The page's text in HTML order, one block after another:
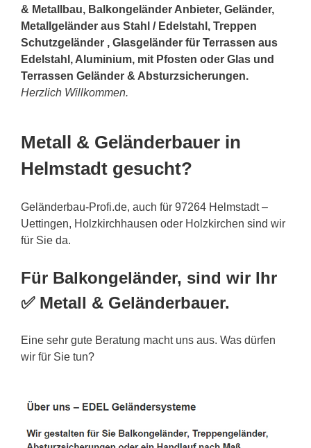
& Metallbau, Balkongeländer Anbieter, Geländer,
Metallgeländer aus Stahl / Edelstahl, Treppen
Schutzgeländer , Glasgeländer für Terrassen aus
Edelstahl, Aluminium, mit Pfosten oder Glas und
Terrassen Geländer & Absturzsicherungen.
Herzlich Willkommen.
Metall & Geländerbauer in
Helmstadt gesucht?
Geländerbau-Profi.de, auch für 97264 Helmstadt –
Uettingen, Holzkirchhausen oder Holzkirchen sind wir
für Sie da.
Für Balkongeländer, sind wir Ihr
✅ Metall & Geländerbauer.
Eine sehr gute Beratung macht uns aus. Was dürfen
wir für Sie tun?